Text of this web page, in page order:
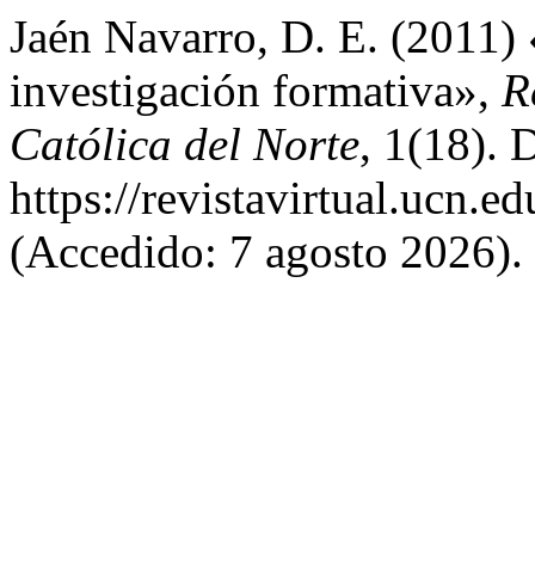
Jaén Navarro, D. E.
investigación formativa»,
Católica del Norte, 1(18).
https://
(Accedido: 7 agosto 2026).